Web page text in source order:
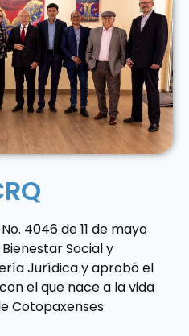
4046 de 11 de mayo
Social y
Jurídica y aprobó el
el que nace a la vida
Cotopaxenses